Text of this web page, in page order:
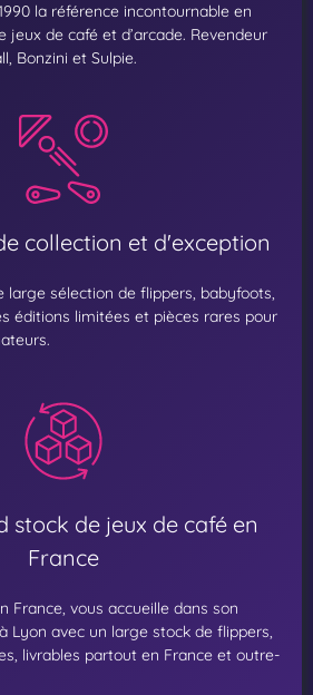
la référence incontournable en
jeux de café et d’arcade. Revendeur
Bonzini et Sulpie.
collection et d'exception
large sélection de flippers, babyfoots,
éditions limitées et pièces rares pour
stock de jeux de café en
France
France, vous accueille dans son
Lyon avec un large stock de flippers,
livrables partout en France et outre-